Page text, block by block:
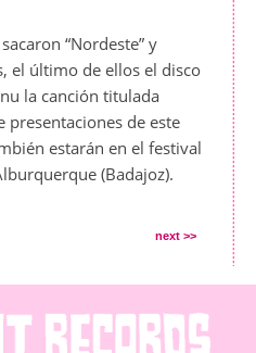
“Nordeste” y
el último de ellos el disco
la canción titulada
presentaciones de este
estarán en el festival
(Badajoz).
next >>